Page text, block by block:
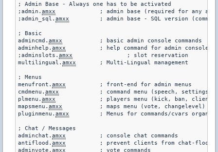
; Admin Base - Always one has to be activated
;admin. amxx
;admin_sql. amxx
; admin base - SQL version
; Basic
admincmd. amxx
adminhelp. amxx
;adminslots. amxx
multilingual. amxx
; Menus
menufront. amxx
cmdmenu. amxx
plmenu. amxx
mapsmenu. amxx
pluginmenu. amxx
; Chat / Messages
adminchat. amxx
antiflood. amxx
adminvote. amxx